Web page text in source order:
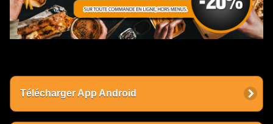
Télécharger App Android